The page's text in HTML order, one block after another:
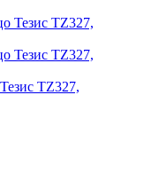
TZ327,